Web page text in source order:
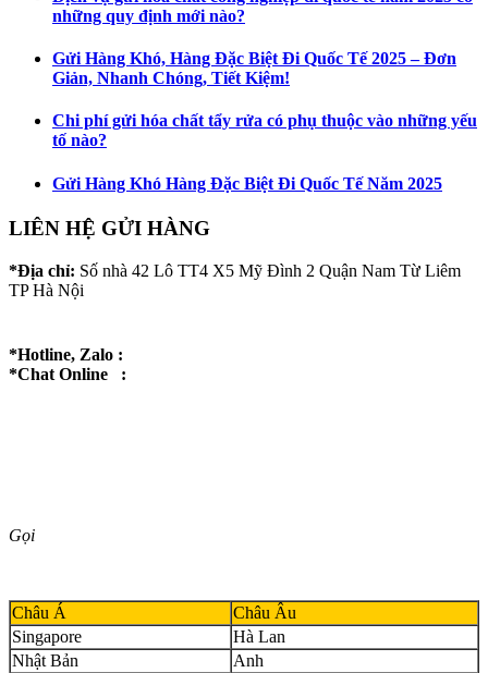
những quy định mới nào?
Gửi Hàng Khó, Hàng Đặc Biệt Đi Quốc Tế 2025 – Đơn
Giản, Nhanh Chóng, Tiết Kiệm!
Chi phí gửi hóa chất tẩy rửa có phụ thuộc vào những yếu
tố nào?
Gửi Hàng Khó Hàng Đặc Biệt Đi Quốc Tế Năm 2025
LIÊN HỆ GỬI HÀNG
*Địa chỉ: Số nhà 42 Lô TT4 X5 Mỹ Đình 2 Quận Nam Từ Liêm
TP Hà Nội
*Hotline, Zalo :
*Chat Online :
Gọi
Châu Á
Châu Âu
Singapore
Hà Lan
Nhật Bản
Anh